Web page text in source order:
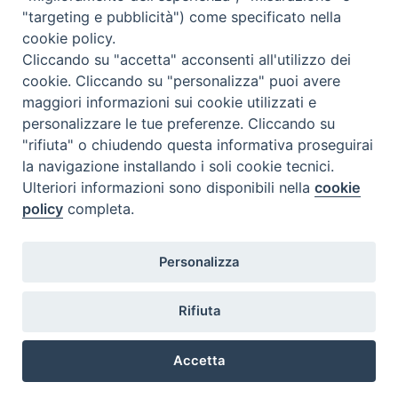
Diocesi
di Como
Diocesi di Como | piazza Grimoldi, 5
Riproduzione solo con permesso.
Iscriviti alla Newsletter
"targeting e pubblicità") come specificato nella
cookie policy.
Cliccando su "accetta" acconsenti all'utilizzo dei
cookie. Cliccando su "personalizza" puoi avere
maggiori informazioni sui cookie utilizzati e
personalizzare le tue preferenze. Cliccando su
"rifiuta" o chiudendo questa informativa proseguirai
la navigazione installando i soli cookie tecnici.
Ulteriori informazioni sono disponibili nellacookie
policy completa.
Personalizza
Rifiuta
Accetta